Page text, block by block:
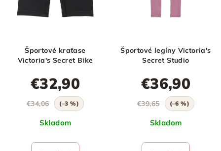
Športové kraťase
Victoria's Secret Bike
€32,90
€34,06 (–3 %)
Skladom
Športové legíny Victoria's
Secret Studio
€36,90
€39,65 (–6 %)
Skladom